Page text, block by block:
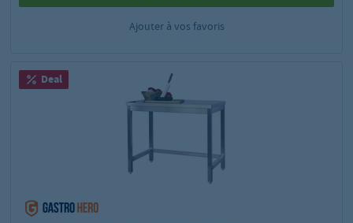
Ajouter à vos favoris
Deal